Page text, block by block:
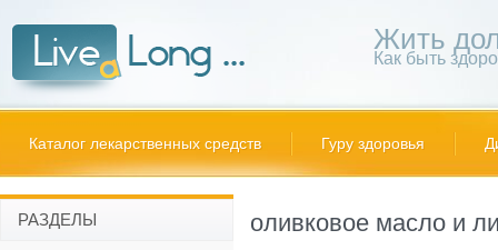
Жить
Как быть
Каталог лекарственных средств Гуру здоровья
оливковое масло и
РАЗДЕЛЫ